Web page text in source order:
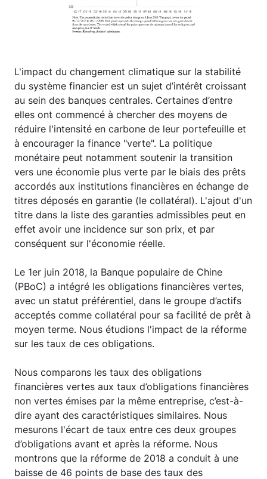
L'impact du changement climatique sur la stabilité
du système financier est un sujet d’intérêt croissant
au sein des banques centrales. Certaines d’entre
elles ont commencé à chercher des moyens de
réduire l'intensité en carbone de leur portefeuille et
à encourager la finance "verte". La politique
monétaire peut notamment soutenir la transition
vers une économie plus verte par le biais des prêts
accordés aux institutions financières en échange de
titres déposés en garantie (le collatéral). L'ajout d'un
titre dans la liste des garanties admissibles peut en
effet avoir une incidence sur son prix, et par
conséquent sur l'économie réelle.
Le 1er juin 2018, la Banque populaire de Chine
(PBoC) a intégré les obligations financières vertes,
avec un statut préférentiel, dans le groupe d’actifs
acceptés comme collatéral pour sa facilité de prêt à
moyen terme. Nous étudions l'impact de la réforme
sur les taux de ces obligations.
Nous comparons les taux des obligations
financières vertes aux taux d’obligations financières
non vertes émises par la même entreprise, c’est-à-
dire ayant des caractéristiques similaires. Nous
mesurons l'écart de taux entre ces deux groupes
d’obligations avant et après la réforme. Nous
montrons que la réforme de 2018 a conduit à une
baisse de 46 points de base des taux des